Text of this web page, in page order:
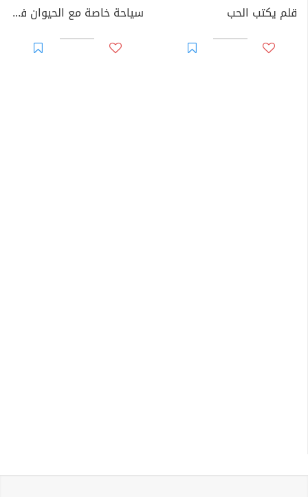
قلم يكتب الحب سياحة خاصة مع الحيوان في القرآن